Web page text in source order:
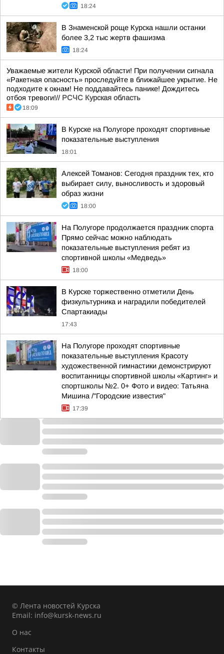
18:24
В Знаменской роще Курска нашли останки
более 3,2 тыс жертв фашизма
18:24
Уважаемые жители Курской области! При получении сигнала
«Ракетная опасность» проследуйте в ближайшее укрытие. Не
подходите к окнам! Не поддавайтесь панике! Дождитесь
отбоя тревоги!// РСЧС Курская область
18:09
В Курске на Полугоре проходят спортивные
показательные выступления
18:01
Алексей Томанов: Сегодня праздник тех, кто
выбирает силу, выносливость и здоровый
образ жизни
18:00
На Полугоре продолжается праздник спорта
Прямо сейчас можно наблюдать
показательные выступления ребят из
спортивной школы «Медведь»
18:00
В Курске торжественно отметили День
физкультурника и наградили победителей
Спартакиады
17:43
На Полугоре проходят спортивные
показательные выступления Красоту
художественной гимнастики демонстрируют
воспитанницы спортивной школы «Картинг» и
спортшколы №2. 0+ Фото и видео: Татьяна
Мишина /"Городские известия"
17:39
© Лента новостей Курска
Email: info@kursk-news.ru
О нас
Контакты